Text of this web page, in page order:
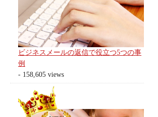
ビジネスメールの返信で役立つ5つの事
例
- 158,605 views